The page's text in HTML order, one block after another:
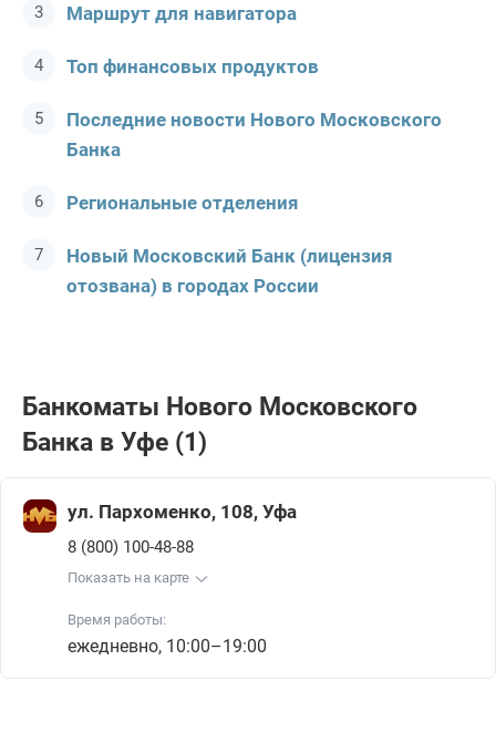
Маршрут для навигатора
Топ финансовых продуктов
Последние новости Нового Московского
Банка
Региональные отделения
Новый Московский Банк (лицензия
отозвана) в городах России
Банкоматы Нового Московского
Банка в Уфе (1)
ул. Пархоменко, 108, Уфа
8 (800) 100-48-88
Показать на карте
Время работы:
ежедневно, 10:00–19:00